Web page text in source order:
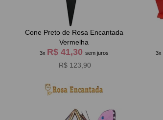
Cone Preto de Rosa Encantada
Vermelha
3x R$ 41,30 sem juros
R$ 123,90
3x